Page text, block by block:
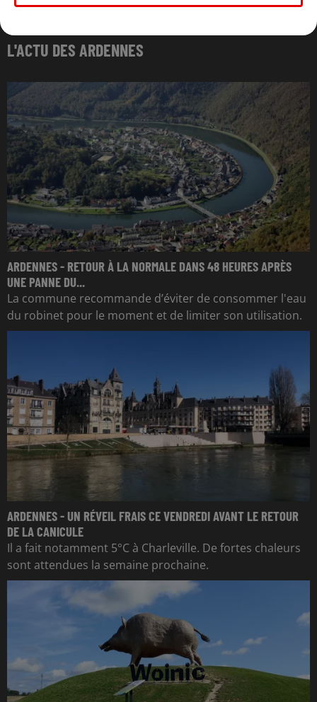
L'ACTU DES ARDENNES
ARDENNES - RETOUR À LA NORMALE DANS 48 HEURES APRÈS
UNE PANNE DU...
La commune recommande d’éviter de consommer l'eau
du robinet pour le moment et de limiter son utilisation.
ARDENNES - UN RÉVEIL FRAIS CE VENDREDI AVANT LE RETOUR
DE LA CANICULE
Il a fait notamment 5°C à Charleville. De fortes chaleurs
sont attendues la semaine prochaine.